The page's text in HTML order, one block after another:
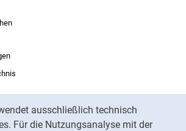
ausschließlich technisch
Für die Nutzungsanalyse mit der